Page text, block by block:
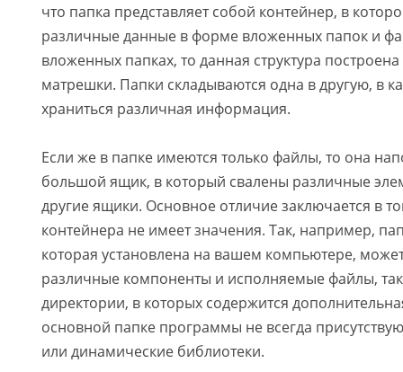
что папка представляет собой контейнер, в
различные данные в форме вложенных папок и
вложенных папках, то данная структура
матрешки. Папки складываются одна в другую, в
храниться различная информация.
Если же в папке имеются только файлы, то она
большой ящик, в который свалены различные
другие ящики. Основное отличие заключается в
контейнера не имеет значения. Так, например,
которая установлена на вашем компьютере,
различные компоненты и исполняемые файлы,
директории, в которых содержится
основной папке программы не всегда
или динамические библиотеки.